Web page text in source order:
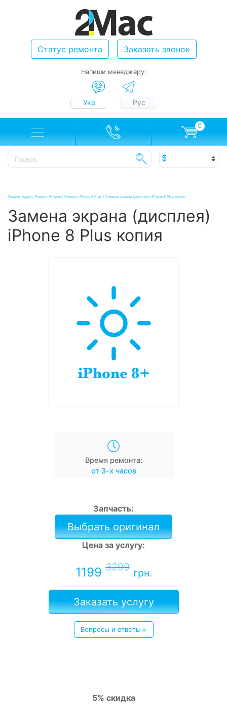
Статус ремонта Заказать звонок
Напиши менеджеру:
Укр Рус
0
Ремонт Apple / Ремонт iPhone / Ремонт iPhone 8 Plus / Замена экрана (дисплея) iPhone 8 Plus копия
Замена экрана (дисплея)
iPhone 8 Plus копия
Время ремонта:
от 3-х часов
Запчасть:
Выбрать оригинал
Цена за услугу:
11993299 грн.
Заказать услугу
Вопросы и ответы↓
5% скидка